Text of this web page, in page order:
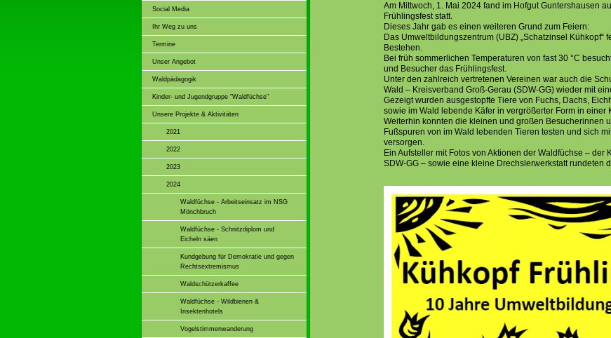
Social Media
Ihr Weg zu uns
Termine
Unser Angebot
Waldpädagogik
Kinder- und Jugendgruppe "Waldfüchse"
Unsere Projekte & Aktivitäten
2021
2022
2023
2024
Waldfüchse - Arbeitseinsatz im NSG
Mönchbruch
Waldfüchse - Schnitzdiplom und
Eicheln säen
Kundgebung für Demokratie und gegen
Rechtsextremismus
Waldschützerkaffee
Waldfüchse - Wildbienen &
Insektenhotels
Vogelstimmenwanderung
Am Mittwoch, 1. Mai 2024 fand im Hofgut Guntershausen
Frühlingsfest statt.
Dieses Jahr gab es einen weiteren Grund zum Feiern:
Das Umweltbildungszentrum (UBZ) „Schatzinsel Kühkopf“
Bestehen.
Bei früh sommerlichen Temperaturen von fast 30 °C
und Besucher das Frühlingsfest.
Unter den zahlreich vertretenen Vereinen war auch die
Wald – Kreisverband Groß-Gerau (SDW-GG) wieder mit
Gezeigt wurden ausgestopfte Tiere von Fuchs, Dachs,
sowie im Wald lebende Käfer in vergrößerter Form in einer
Weiterhin konnten die kleinen und großen Besucherinnen
Fußspuren von im Wald lebenden Tieren testen und sich
versorgen.
Ein Aufsteller mit Fotos von Aktionen der Waldfüchse –
SDW-GG – sowie eine kleine Drechslerwerkstatt rundeten